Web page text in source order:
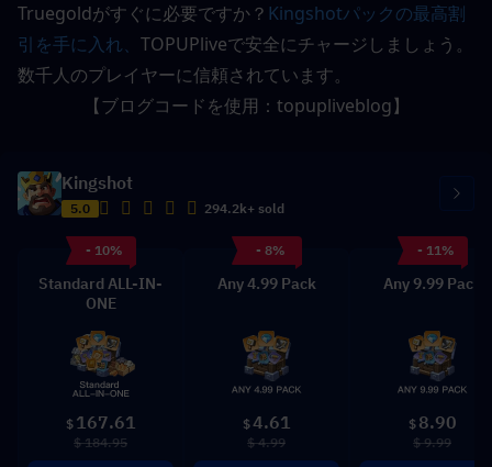
Truegoldがすぐに必要ですか？ Kingshotパックの最高割
引を手に入れ、 TOPUPliveで安全にチャージしましょう。
数千人のプレイヤーに信頼されています。
【ブログコードを使用： topupliveblog】
Kingshot
5.0 294.2k+ sold
- 10%
Standard ALL-IN-
ONE
$ 167.61
$ 184.95
- 8%
Any 4.99 Pack
$4.61
$ 4.99
- 11%
Any 9.99 Pack
$ 8.90
$ 9.99